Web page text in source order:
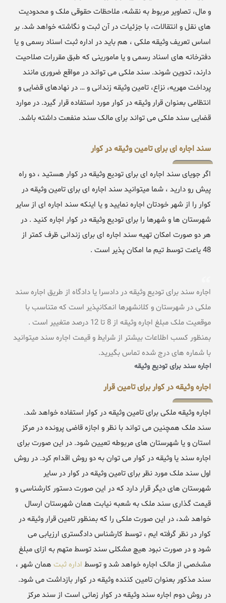
و مال، تصاویر مربوط به نقشه، ملاحظات حقوقی ملک و محدودیت
های نقل و انتقالات، با جزئیات در آن ثبت و نگاشته خواهد شد. بر
اساس تعریف وثیقه ملکی ، هم باید در اداره ثبت اسناد رسمی و یا
دفترخانه های اسناد رسمی و یا مامورینی که طبق مقررات صلاحیت
دارند، تدوین شوند. سند ملکی می تواند در مواقع ضروری مانند
پرداخت مهریه، نزاع، تامین وثیقه زندانی و … در نهادهای قضایی و
انتظامی بعنوان قرار وثیقه در کوار مورد استفاده قرار گیرد. در موارد
قضایی سند ملکی می تواند برای مالک سند منفعت داشته باشد.
سند اجاره ای برای تامین وثیقه در کوار
اگر جویای سند اجاره ای برای تودیع وثیقه در کوار هستید ، دو راه
پیش رو دارید ، شما میتوانید سند اجاره ای برای تامین وثیقه در
کوار را از شهر خودتان اجاره نمایید و یا اینکه سند اجاره ای از سایر
شهرستان ها و شهرها را برای تودیع وثیقه در کوار اجاره کنید . در
هر دو صورت امکان تهیه سند اجاره ای برای زندانی ظرف کمتر از
48 یاعت توسط تیم ما امکان پذیر است .
اجاره سند برای تودیع وثیقه در دادسرا یا دادگاه از طریق اجاره سند
ملکی در شهرستان و کلانشهرها انمکانپذیر است که متناسب با
موقعیت ملک مبلغ اجاره وثیقه از 8 تا 12 درصد متغییر است .
بمنظور کسب اطلاعات بیشتر از شرایط و قیمت اجاره سند میتوانید
با شماره های درج شده تماس بگیرید.
اجاره سند برای تودیع وثیقه
اجاره وثیقه در کوار برای تامین قرار
اجاره وثیقه ملکی برای تامین وثیقه در کوار استفاده خواهد شد.
سند ملک همچنین می تواند با نظر و اجازه قاضی پرونده در مرکز
استان و یا شهرستان های مربوطه تعیین شود. در این صورت برای
اجاره سند یا وثیقه در کوار می توان به دو روش اقدام کرد. در روش
اول سند ملک مورد نظر برای تامین وثیقه در کوار در سایر
شهرستان های دیگر قرار دارد که در این صورت دستور کارشناسی و
قیمت گذاری سند ملک به شعبه نیابت همان شهرستان ارسال
خواهد شد، در این صورت ملکی را که بمنظور تامین قرار وثیقه در
کوار در نظر گرفته ایم ، توسط کارشناس دادگستری ارزیابی می
شود و در صورت نبود هیچ مشکلی سند توسط متهم به ازای مبلغ
مشخصی از مالک اجاره خواهد شد و توسط اداره ثبت همان شهر ،
سند مذکور بعنوان تامین کننده وثیقه در کوار بازداشت می شود.
در روش دوم اجاره سند وثیقه در کوار زمانی است از سند مرکز